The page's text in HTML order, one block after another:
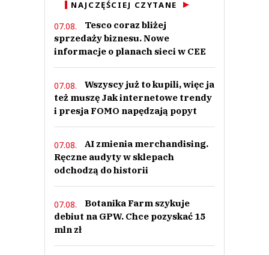
NAJCZĘŚCIEJ CZYTANE
07.08.
Tesco coraz bliżej
sprzedaży biznesu. Nowe
informacje o planach sieci w CEE
07.08.
Wszyscy już to kupili, więc ja
też muszę Jak internetowe trendy
i presja FOMO napędzają popyt
07.08.
AI zmienia merchandising.
Ręczne audyty w sklepach
odchodzą do historii
07.08.
Botanika Farm szykuje
debiut na GPW. Chce pozyskać 15
mln zł